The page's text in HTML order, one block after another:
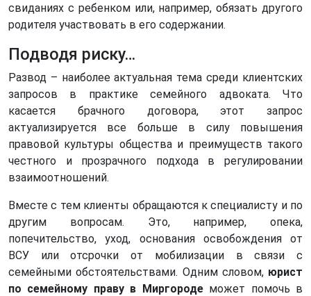
свиданиях с ребенком или, например, обязать другого
родителя участвовать в его содержании.
Подводя риску…
Развод – наиболее актуальная тема среди клиентских
запросов в практике семейного адвоката. Что
касается брачного договора, этот запрос
актуализируется все больше в силу повышения
правовой культуры общества и преимуществ такого
честного и прозрачного подхода в регулировании
взаимоотношений.
Вместе с тем клиенты обращаются к специалисту и по
другим вопросам. Это, например, опека,
попечительство, уход, основания освобождения от
ВСУ или отсрочки от мобилизации в связи с
семейными обстоятельствами. Одним словом, юрист
по семейному праву в Миргородеможет помочь в